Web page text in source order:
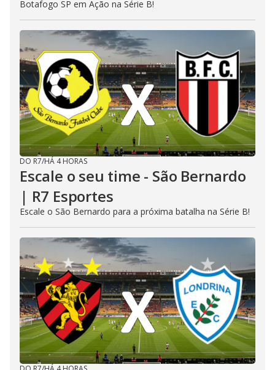
Botafogo SP em Ação na Série B!
DO R7/HÁ 4 HORAS
Escale o seu time - São Bernardo
| R7 Esportes
Escale o São Bernardo para a próxima batalha na Série B!